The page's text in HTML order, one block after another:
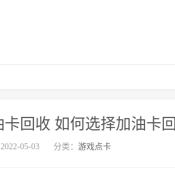
回收 如何选择加油卡回
2022-05-03 分类： 游戏点卡